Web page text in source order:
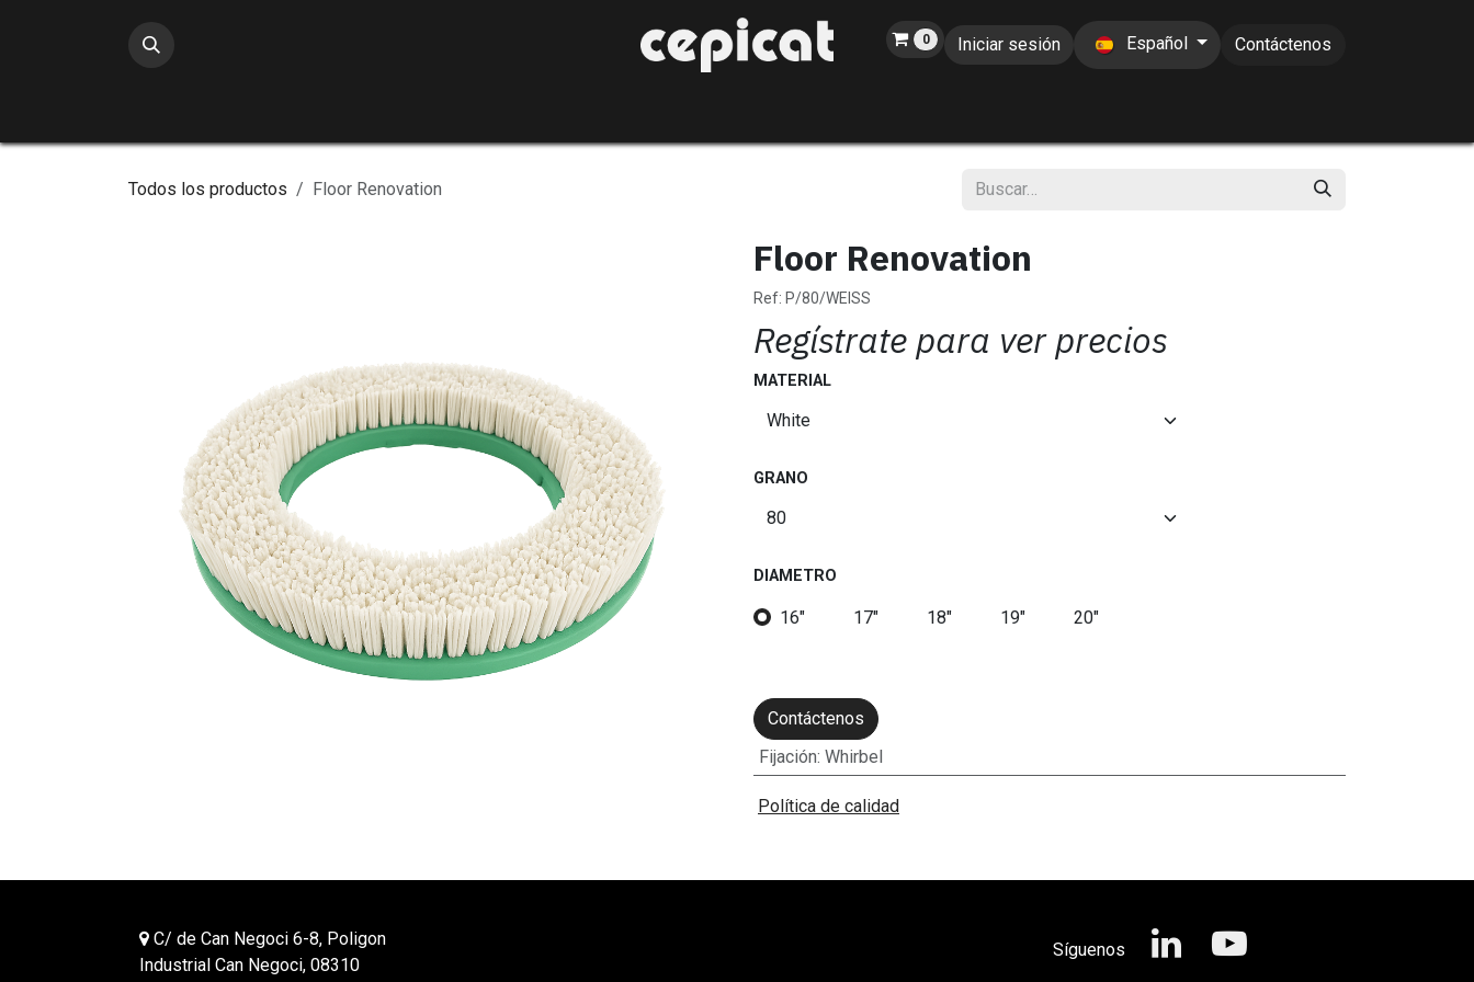
0 Iniciar sesión Español Contáctenos
Todos los productos Floor Renovation
Floor Renovation
Ref: P/80/WEISS
Regístrate para ver precios
MATERIAL
GRANO
DIAMETRO
16" 17" 18" 19" 20"
Contáctenos
Fijación: Whirbel
Política de calidad
C/ de Can Negoci 6-8, Poligon
Industrial Can Negoci, 08310
Síguenos